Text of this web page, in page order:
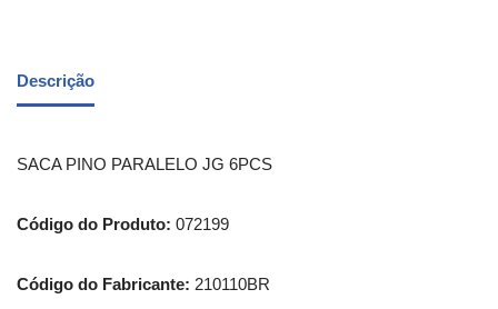
Descrição
SACA PINO PARALELO JG 6PCS
Código do Produto: 072199
Código do Fabricante: 210110BR